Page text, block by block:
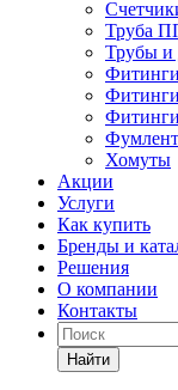
Труба
Трубы и
Хомуты
Акции
Услуги
Как купить
Бренды и
Решения
О компании
Контакты
Найти